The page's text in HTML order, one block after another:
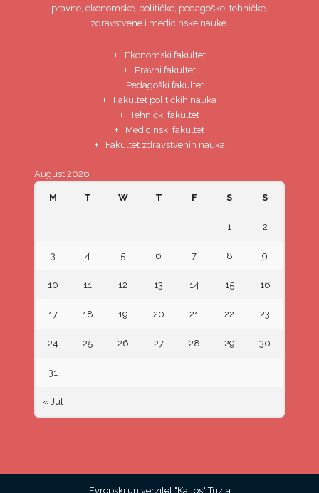
pravne, ekonomske, političke, pedagoške, tehničke,
zdravstvene i medicinske nauke.
Ekonomski fakultet
Pravni fakultet
Pedagoški fakultet
Fakultet političkih nauka
Tehnički fakultet
Medicinski fakultet
Fakultet zdravstvenih nauka
August 2026
M T W T F S S
« Jul
1 2
3 4 5 6 7 8 9
10 11 12 13 14 15 16
17 18 19 20 21 22 23
24 25 26 27 28 29 30
31
Evropski univerzitet "Kallos" Tuzla